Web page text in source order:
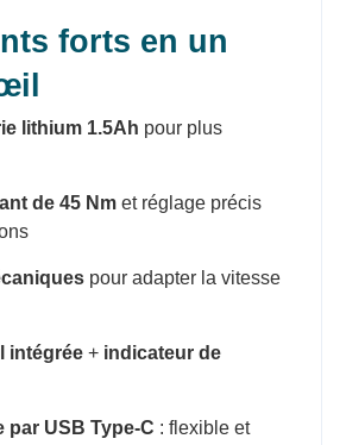
forts en un
lithium 1.5Ah pour plus
de 45 Nm et réglage précis
pour adapter la vitesse
intégrée + indicateur de
par USB Type-C : flexible et